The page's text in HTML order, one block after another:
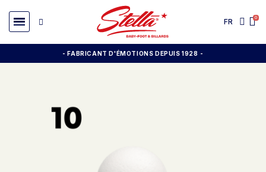
FR
- FABRICANT D'ÉMOTIONS DEPUIS 1928 -